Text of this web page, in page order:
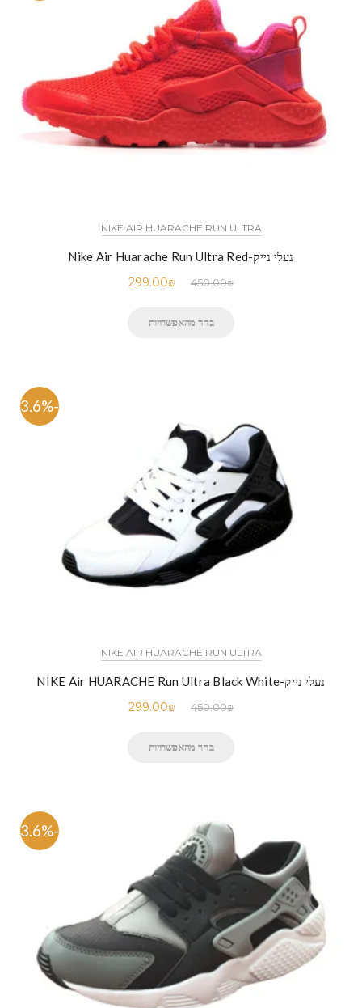
NIKE AIR HUARACHE RUN ULTRA
נעלי נייק-Nike Air Huarache Run Ultra Red
450.00₪
299.00₪
בחר מהאפשרויות
-33.6%
NIKE AIR HUARACHE RUN ULTRA
נעלי נייק-NIKE Air HUARACHE Run Ultra Black White
450.00₪
299.00₪
בחר מהאפשרויות
-33.6%